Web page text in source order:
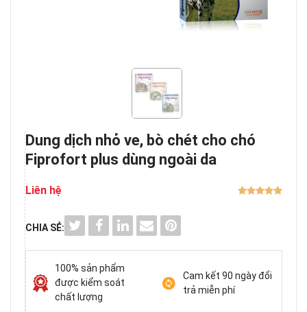
Dung dịch nhỏ ve, bò chét cho chó
Fiprofort plus dùng ngoài da
Liên hệ
CHIA SẺ:
100% sản phẩm
được kiểm soát
chất lượng
Cam kết 90 ngày đổi
trả miễn phí